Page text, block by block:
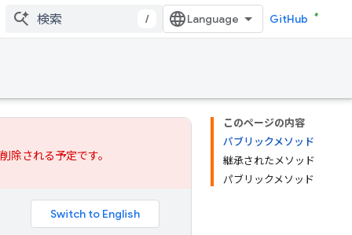
/ GitHub
このページの内容
パブリックメソッド
継承されたメソッド
パブリックメソッド
除される予定です。